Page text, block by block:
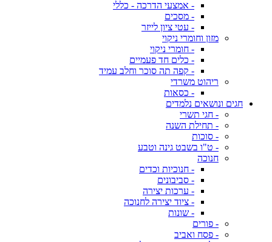
- אמצעי הדרכה - כללי
- מסכים
- עטי ציון לייזר
מזון וחומרי ניקוי
- חומרי ניקוי
- כלים חד פעמיים
- קפה תה סוכר וחלב עמיד
ריהוט משרדי
- כסאות
חגים ונושאים נלמדים
- חגי תשרי
- תחילת השנה
- סוכות
- ט"ו בשבט גינה וטבע
חנוכה
- חנוכיות וכדים
- סביבונים
- ערכות יצירה
- ציוד יצירה לחנוכה
- שונות
- פורים
- פסח ואביב